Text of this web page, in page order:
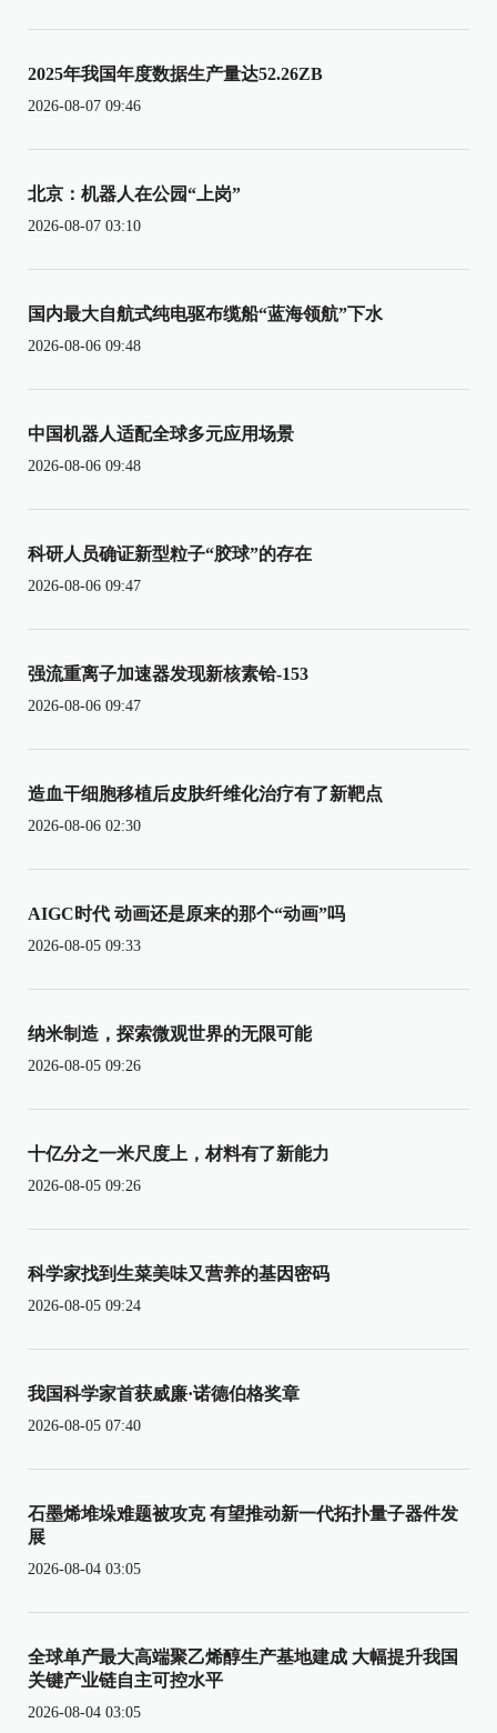
2025年我国年度数据生产量达52.26ZB
2026-08-07 09:46
北京：机器人在公园“上岗”
2026-08-07 03:10
国内最大自航式纯电驱布缆船“蓝海领航”下水
2026-08-06 09:48
中国机器人适配全球多元应用场景
2026-08-06 09:48
科研人员确证新型粒子“胶球”的存在
2026-08-06 09:47
强流重离子加速器发现新核素铪-153
2026-08-06 09:47
造血干细胞移植后皮肤纤维化治疗有了新靶点
2026-08-06 02:30
AIGC时代 动画还是原来的那个“动画”吗
2026-08-05 09:33
纳米制造，探索微观世界的无限可能
2026-08-05 09:26
十亿分之一米尺度上，材料有了新能力
2026-08-05 09:26
科学家找到生菜美味又营养的基因密码
2026-08-05 09:24
我国科学家首获威廉·诺德伯格奖章
2026-08-05 07:40
石墨烯堆垛难题被攻克 有望推动新一代拓扑量子器件发
展
2026-08-04 03:05
全球单产最大高端聚乙烯醇生产基地建成 大幅提升我国
关键产业链自主可控水平
2026-08-04 03:05